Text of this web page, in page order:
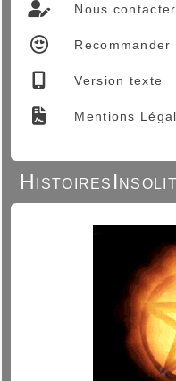
Nous contacter
Recommander
Version texte
Mentions